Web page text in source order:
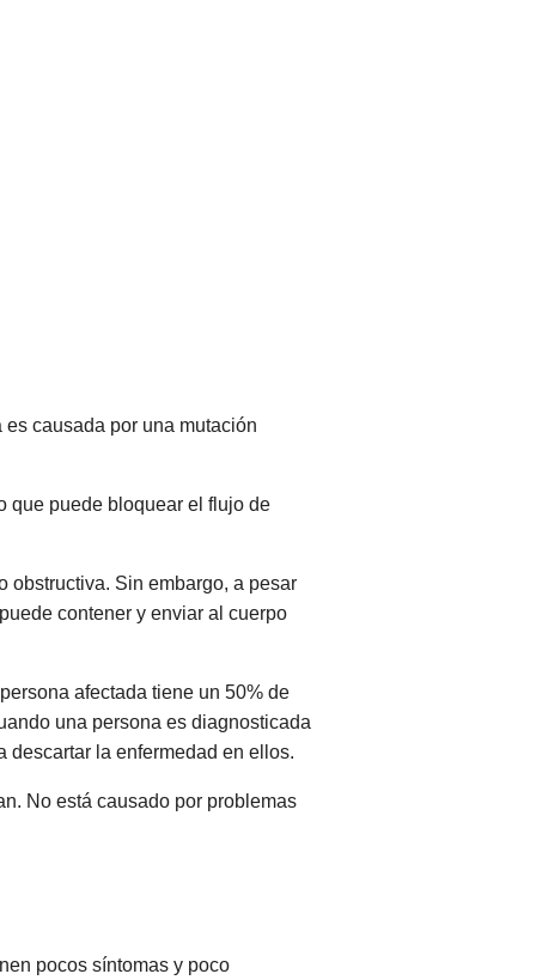
causada por una mutación
que puede bloquear el flujo de
obstructiva. Sin embargo, a pesar
contener y enviar al cuerpo
afectada tiene un 50% de
una persona es diagnosticada
descartar la enfermedad en ellos.
No está causado por problemas
pocos síntomas y poco